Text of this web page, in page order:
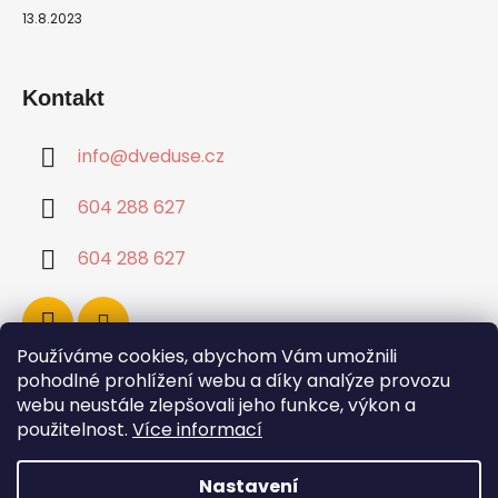
Používáme cookies, abychom Vám umožnili
pohodlné prohlížení webu a díky analýze provozu
webu neustále zlepšovali jeho funkce, výkon a
použitelnost. Více informací
Nastavení
13.8.2023
Kontakt
info@dveduse.cz
604 288 627
604 288 627